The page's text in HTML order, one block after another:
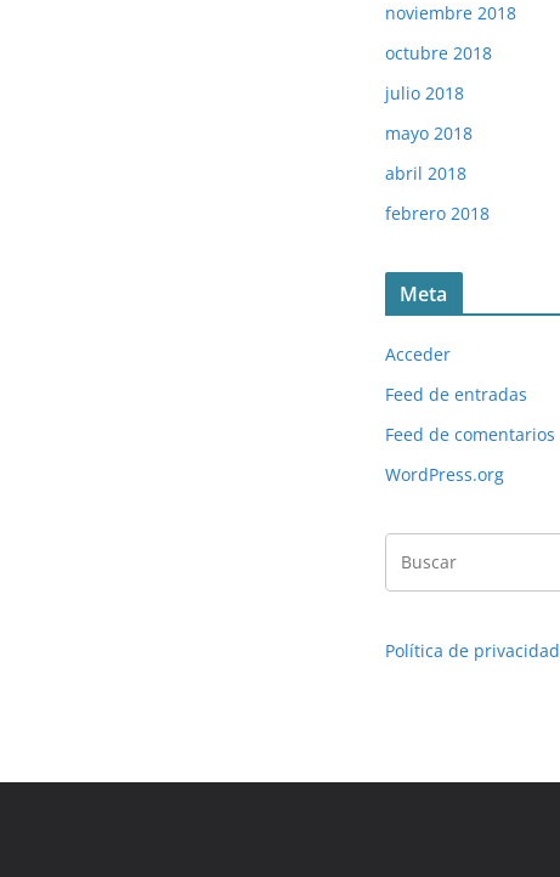
noviembre 2018
octubre 2018
julio 2018
mayo 2018
abril 2018
febrero 2018
Meta
Acceder
Feed de entradas
Feed de comentarios
WordPress.org
Política de privacidad